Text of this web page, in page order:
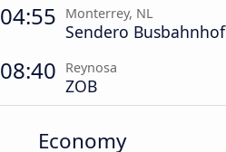
04:55 Monterrey, NL
Sendero Busbahnhof
08:40 Reynosa
ZOB
Economy